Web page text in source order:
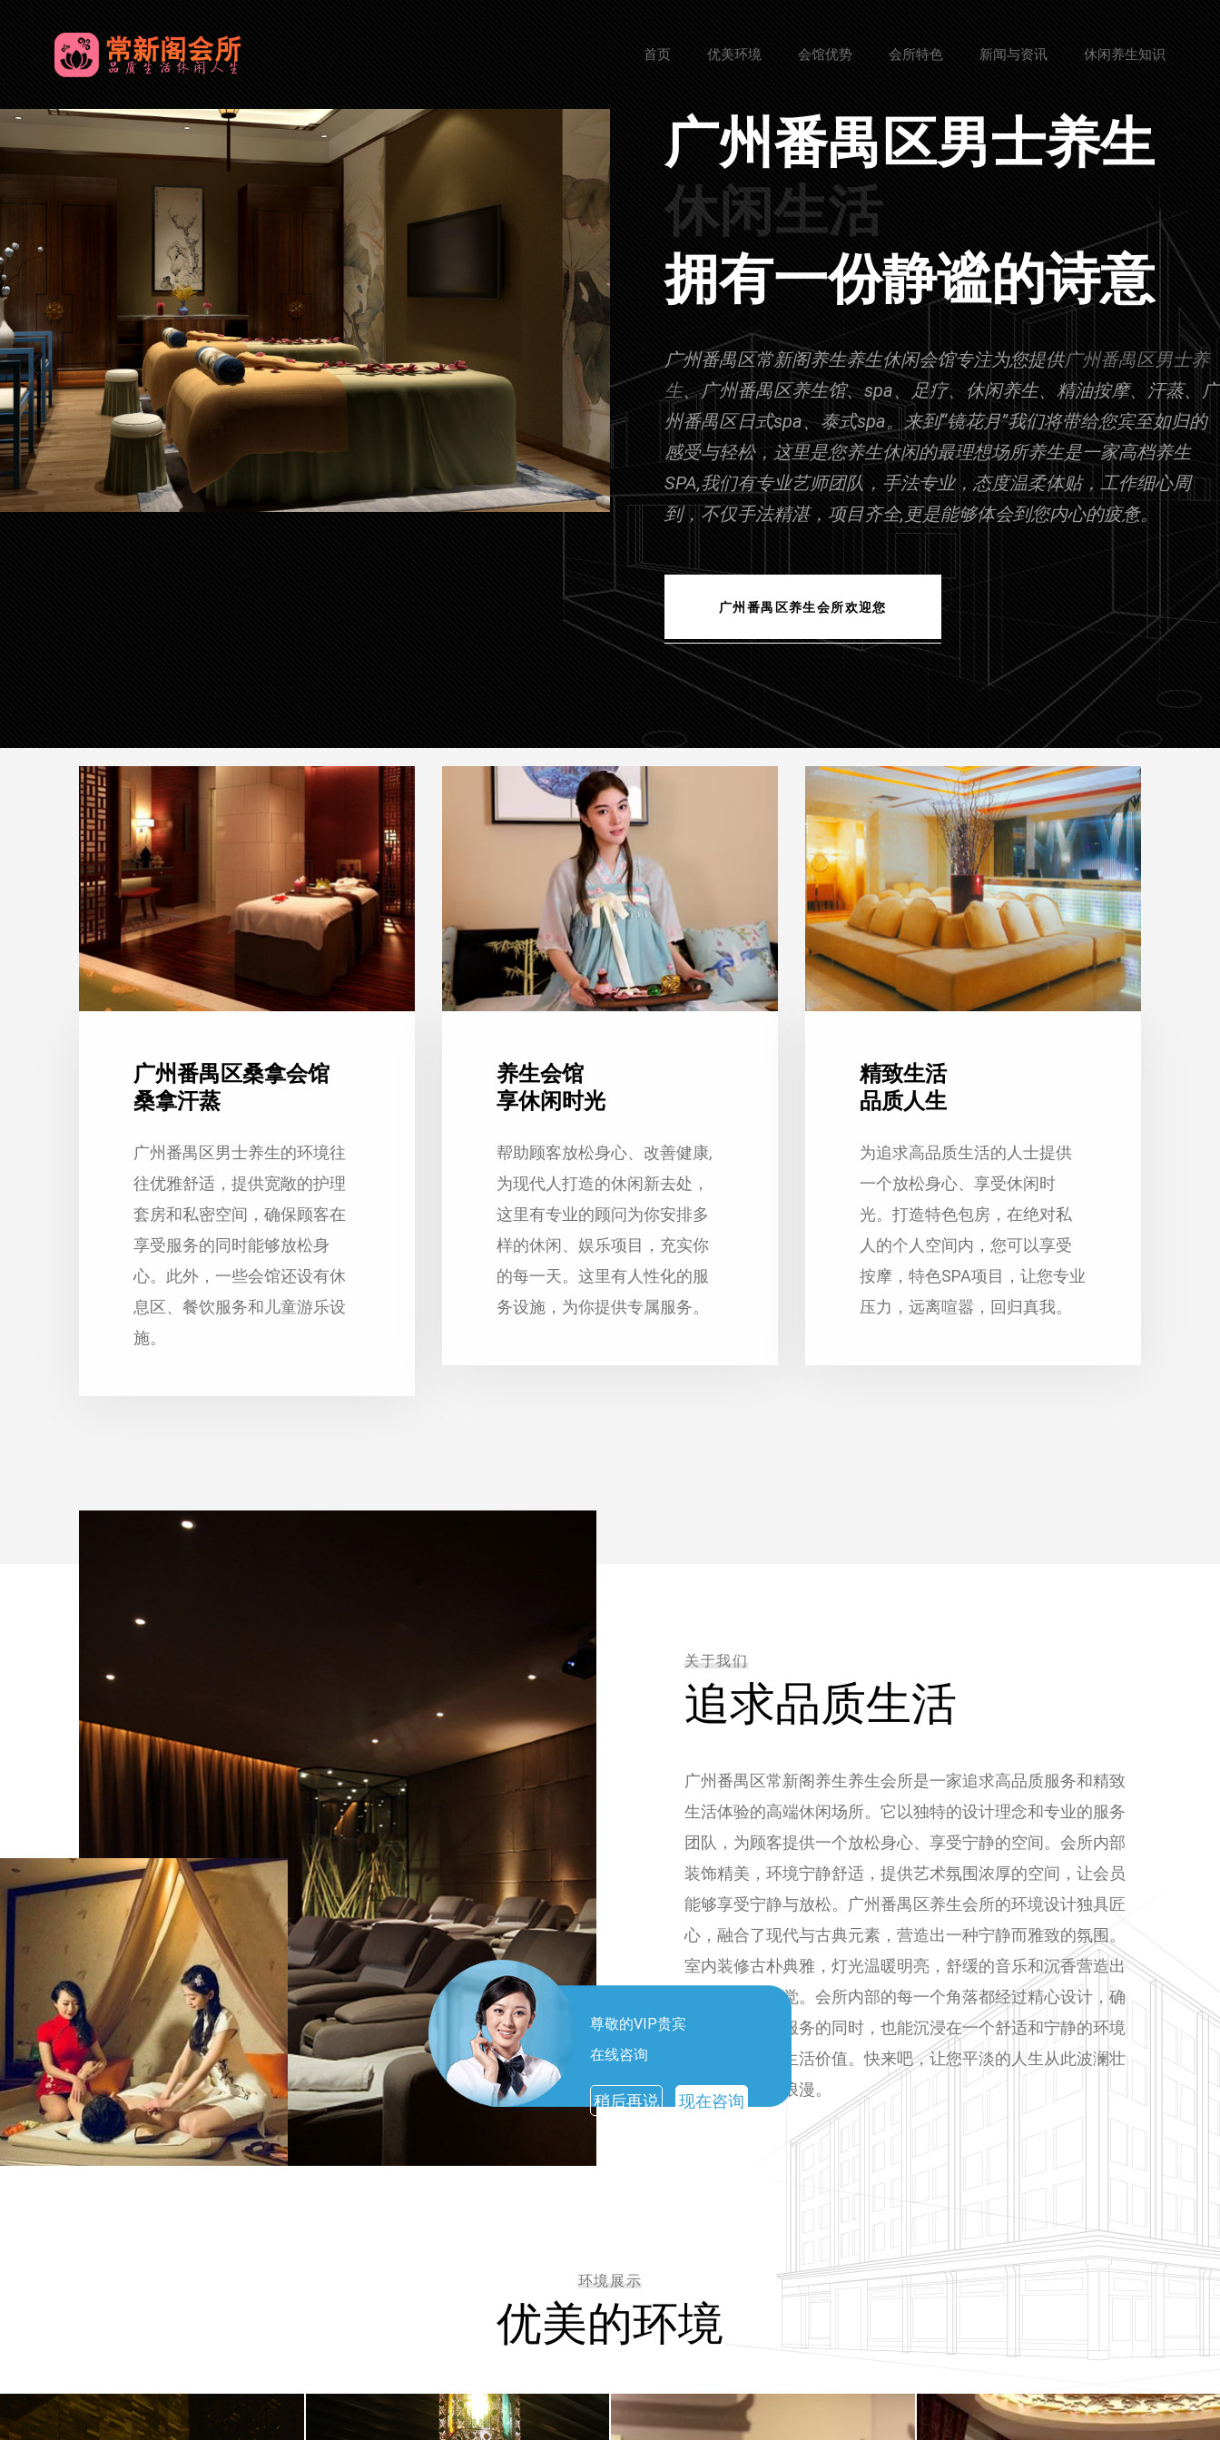
尊敬的VIP贵宾
在线咨询
稍后再说 现在咨询
首页 优美环境 会馆优势 会所特色 新闻与资讯 休闲养生知识
广州番禺区男士养生
让您身心得到放松
拥有一份静谧的诗意
广州番禺区常新阁养生养生休闲会馆专注为您提供广州番禺区男士养
生、广州番禺区养生馆、spa、足疗、休闲养生、精油按摩、汗蒸、广
州番禺区日式spa、泰式spa。来到“镜花月”我们将带给您宾至如归的
感受与轻松，这里是您养生休闲的最理想场所养生是一家高档养生
SPA,我们有专业艺师团队，手法专业，态度温柔体贴，工作细心周
到，不仅手法精湛，项目齐全,更是能够体会到您内心的疲惫。
广州番禺区养生会所欢迎您
广州番禺区桑拿会馆
桑拿汗蒸
广州番禺区男士养生的环境往
往优雅舒适，提供宽敞的护理
套房和私密空间，确保顾客在
享受服务的同时能够放松身
心。此外，一些会馆还设有休
息区、餐饮服务和儿童游乐设
施。
养生会馆
享休闲时光
帮助顾客放松身心、改善健康,
为现代人打造的休闲新去处，
这里有专业的顾问为你安排多
样的休闲、娱乐项目，充实你
的每一天。这里有人性化的服
务设施，为你提供专属服务。
精致生活
品质人生
为追求高品质生活的人士提供
一个放松身心、享受休闲时
光。打造特色包房，在绝对私
人的个人空间内，您可以享受
按摩，特色SPA项目，让您专业
压力，远离喧嚣，回归真我。
关于我们
追求品质生活
广州番禺区常新阁养生养生会所是一家追求高品质服务和精致
生活体验的高端休闲场所。它以独特的设计理念和专业的服务
团队，为顾客提供一个放松身心、享受宁静的空间。会所内部
装饰精美，环境宁静舒适，提供艺术氛围浓厚的空间，让会员
能够享受宁静与放松。广州番禺区养生会所的环境设计独具匠
心，融合了现代与古典元素，营造出一种宁静而雅致的氛围。
室内装修古朴典雅，灯光温暖明亮，舒缓的音乐和沉香营造出
一种放松的感觉。会所内部的每一个角落都经过精心设计，确
保顾客在享受服务的同时，也能沉浸在一个舒适和宁静的环境
中。升华您的生活价值。快来吧，让您平淡的人生从此波澜壮
阔充满精彩与浪漫。
环境展示
优美的环境